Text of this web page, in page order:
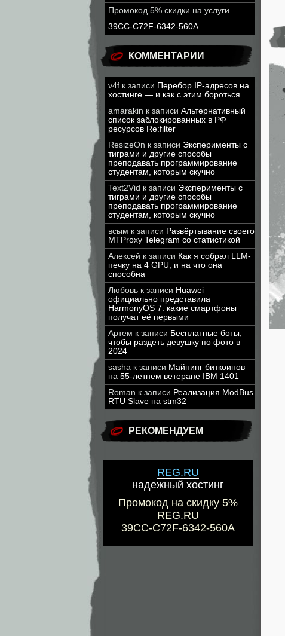
Промокод 5% скидки на услуги
39CC-C72F-6342-560A
КОММЕНТАРИИ
v4f к записи Перебор IP-адресов на
хостинге — и как с этим бороться
amarakin к записи Альтернативный
список заблокированных в РФ
ресурсов Re:filter
ResizeOn к записи Эксперименты с
тиграми и другие способы
преподавать программирование
студентам, которым скучно
Text2Vid к записи Эксперименты с
тиграми и другие способы
преподавать программирование
студентам, которым скучно
всым к записи Развёртывание своего
MTProxy Telegram со статистикой
Алексей к записи Как я собрал LLM-
печку на 4 GPU, и на что она
способна
Любовь к записи Huawei
официально представила
HarmonyOS 7: какие смартфоны
получат её первыми
Артем к записи Бесплатные боты,
чтобы раздеть девушку по фото в
2024
sasha к записи Майнинг биткоинов
на 55-летнем ветеране IBM 1401
Roman к записи Реализация ModBus
RTU Slave на stm32
РЕКОМЕНДУЕМ
REG.RU
надежный хостинг
Промокод на скидку 5%
REG.RU
39CC-C72F-6342-560A